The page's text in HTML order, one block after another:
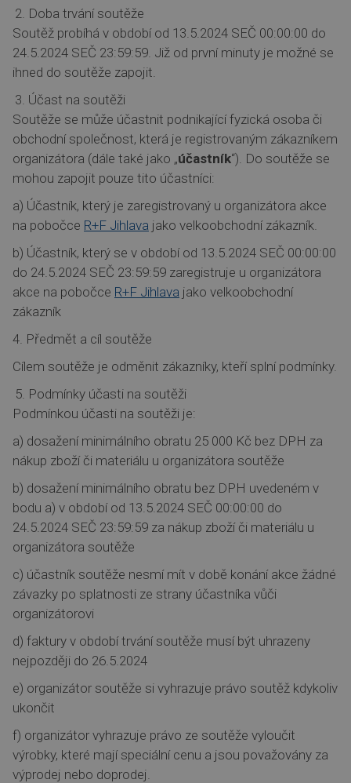
Doba trvání soutěže
Soutěž probíhá v období od 13.5.2024 SEČ 00:00:00 do
24.5.2024 SEČ 23:59:59. Již od první minuty je možné se
ihned do soutěže zapojit.
Účast na soutěži
Soutěže se může účastnit podnikající fyzická osoba či
obchodní společnost, která je registrovaným zákazníkem
organizátora (dále také jako „účastník“). Do soutěže se
mohou zapojit pouze tito účastníci:
a) Účastník, který je zaregistrovaný u organizátora akce
na pobočce R+F Jihlava jako velkoobchodní zákazník.
b) Účastník, který se v období od 13.5.2024 SEČ 00:00:00
do 24.5.2024 SEČ 23:59:59 zaregistruje u organizátora
akce na pobočce R+F Jihlava jako velkoobchodní
zákazník
4. Předmět a cíl soutěže
Cílem soutěže je odměnit zákazníky, kteří splní podmínky.
Podmínky účasti na soutěži
Podmínkou účasti na soutěži je:
a) dosažení minimálního obratu 25 000 Kč bez DPH za
nákup zboží či materiálu u organizátora soutěže
b) dosažení minimálního obratu bez DPH uvedeném v
bodu a) v období od 13.5.2024 SEČ 00:00:00 do
24.5.2024 SEČ 23:59:59 za nákup zboží či materiálu u
organizátora soutěže
c) účastník soutěže nesmí mít v době konání akce žádné
závazky po splatnosti ze strany účastníka vůči
organizátorovi
d) faktury v období trvání soutěže musí být uhrazeny
nejpozději do 26.5.2024
e) organizátor soutěže si vyhrazuje právo soutěž kdykoliv
ukončit
f) organizátor vyhrazuje právo ze soutěže vyloučit
výrobky, které mají speciální cenu a jsou považovány za
výprodej nebo doprodej.